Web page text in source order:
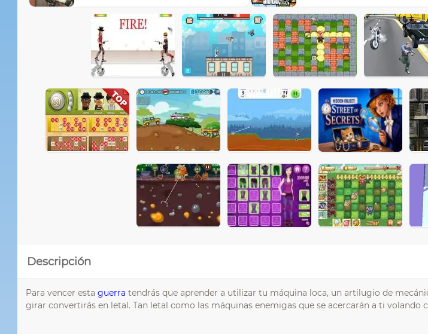
Descripción
Para vencer esta guerra tendrás que aprender a utilizar tu máquina loca, un artilugio de
girar convertirás en letal. Tan letal como las máquinas enemigas que se acercarán a ti volando